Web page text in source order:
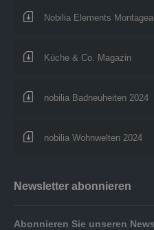
Nobilia Elements
Küche & Co. Magazin
nobilia Badneuheiten 2024
nobilia Wohnwelten 2024
Newsletter abonnieren
Abonnieren Sie unseren